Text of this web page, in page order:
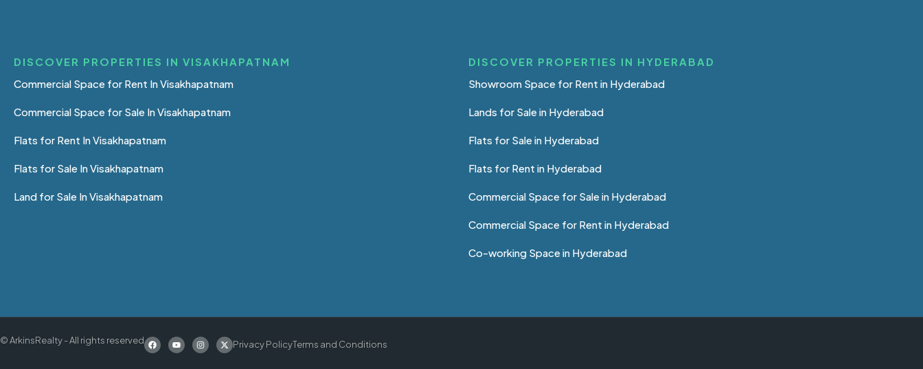
DISCOVER PROPERTIES IN VISAKHAPATNAM
Commercial Space for Rent In Visakhapatnam
Commercial Space for Sale In Visakhapatnam
Flats for Rent In Visakhapatnam
Flats for Sale In Visakhapatnam
Land for Sale In Visakhapatnam
DISCOVER PROPERTIES IN HYDERABAD
Showroom Space for Rent in Hyderabad
Lands for Sale in Hyderabad
Flats for Sale in Hyderabad
Flats for Rent in Hyderabad
Commercial Space for Sale in Hyderabad
Commercial Space for Rent in Hyderabad
Co-working Space in Hyderabad
© ArkinsRealty - All rights reserved Privacy PolicyTerms and Conditions